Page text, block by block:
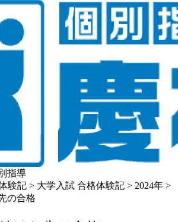
指導
験記 > 大学入試 合格体験記 > 2024年 >
の合格